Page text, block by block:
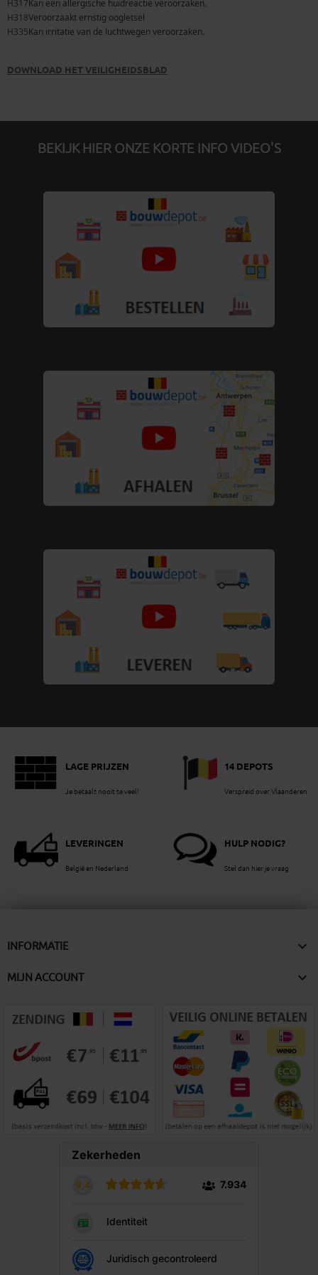
DOWNLOAD HET VEILIGHEIDSBLAD
BEKIJK HIER ONZE KORTE INFO VIDEO'S
LAGE PRIJZEN
Je betaalt nooit te veel!
14 DEPOTS
Verspreid over Vlaanderen
LEVERINGEN
België en Nederland
HULP NODIG?
Stel dan hier je vraag
INFORMATIE 
MIJN ACCOUNT 